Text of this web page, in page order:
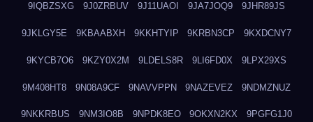
9IQBZSXG 9J0ZRBUV 9J11UAOI 9JA7JOQ9 9JHR89JS
9JKLGY5E 9KBAABXH 9KKHTYIP 9KRBN3CP 9KXDCNY7
9KYCB7O6 9KZY0X2M 9LDELS8R 9LI6FD0X 9LPX29XS
9M408HT8 9N08A9CF 9NAVVPPN 9NAZEVEZ 9NDMZNUZ
9NKKRBUS 9NM3IO8B 9NPDK8EO 9OKXN2KX 9PGFG1J0